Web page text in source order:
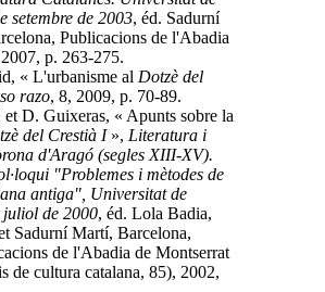
setembre de 2003, éd. Sadurní
Publicacions de l'Abadia
p. 263-275.
« L'urbanisme al Dotzè del
razo, 8, 2009, p. 70-89.
D. Guixeras, « Apunts sobre la
del Crestià I», Literatura i
d'Aragó (segles XIII-XV).
"Problemes i mètodes de
antiga", Universitat de
de 2000, éd. Lola Badia,
Sadurní Martí, Barcelona,
de l'Abadia de Montserrat
de cultura catalana, 85), 2002,